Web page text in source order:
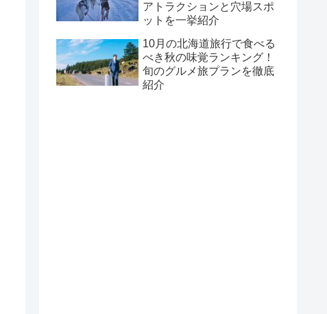
アトラクションと穴場スポ
ットを一挙紹介
10月の北海道旅行で食べる
べき秋の味覚ランキング！
旬のグルメ旅プランを徹底
紹介